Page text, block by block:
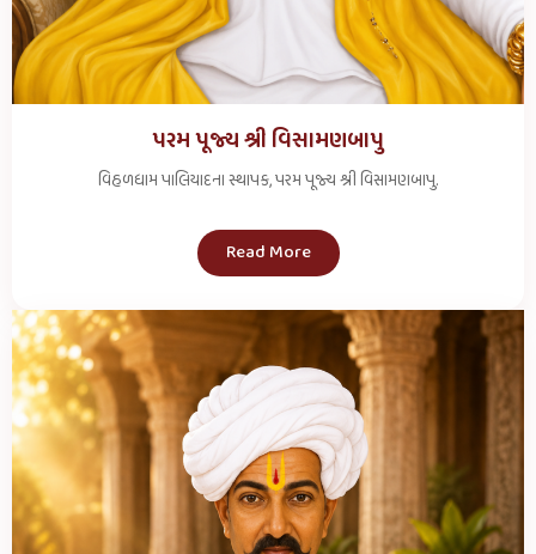
પરમ પૂજ્ય શ્રી વિસામણબાપુ
વિહળધામ પાલિયાદના સ્થાપક, પરમ પૂજ્ય શ્રી વિસામણબાપુ.
Read More
દર્શન સમય
શ્રી જાનકી વલ્લભજી મંદિર
પ્રાતઃ કાળ (સવારના દર્શન)